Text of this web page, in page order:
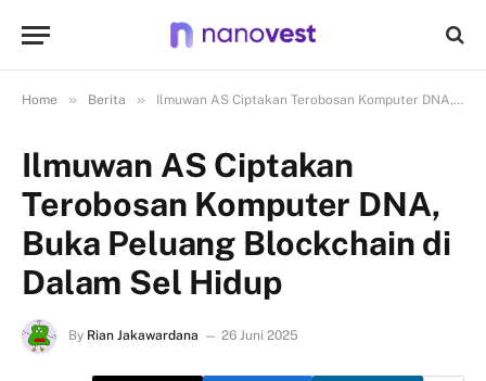
Home » Berita » Ilmuwan AS Ciptakan Terobosan Komputer DNA, Buka Peluang Blockchain di Dalam Sel Hidup
Ilmuwan AS Ciptakan
Terobosan Komputer DNA,
Buka Peluang Blockchain di
Dalam Sel Hidup
By Rian Jakawardana 26 Juni 2025